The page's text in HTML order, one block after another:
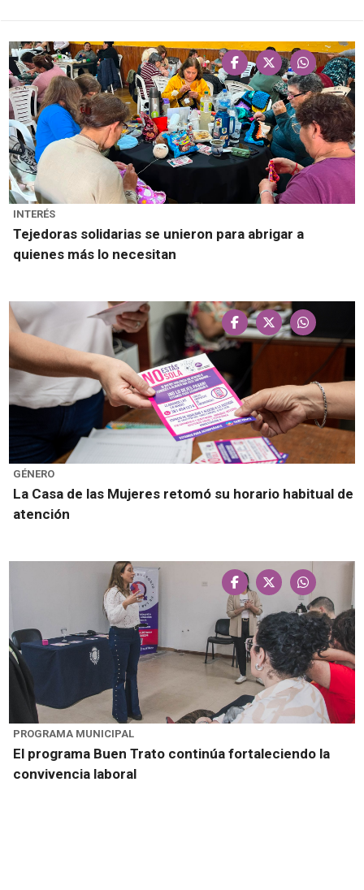
INTERÉS
Tejedoras solidarias se unieron para abrigar a
quienes más lo necesitan
GÉNERO
La Casa de las Mujeres retomó su horario habitual de
atención
PROGRAMA MUNICIPAL
El programa Buen Trato continúa fortaleciendo la
convivencia laboral